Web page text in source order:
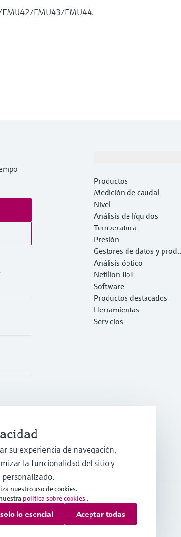
FMU43/FMU44.
Productos
Medición de caudal
Nivel
Análisis de líquidos
Temperatura
Presión
Gestores de datos y produ
ctos de sistema
Análisis óptico
Netilion IIoT
Software
Productos destacados
Herramientas
Servicios
Services AG
de datos
su experiencia de navegación,
la funcionalidad del sitio y
nuestro uso de cookies.
política sobre cookies .
lo esencial Aceptar todas